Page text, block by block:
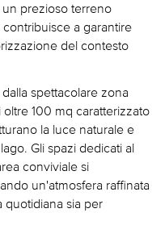
prezioso terreno
a garantire
del contesto
spettacolare zona
100 mq caratterizzato
la luce naturale e
Gli spazi dedicati al
conviviale si
un'atmosfera raffinata
quotidiana sia per